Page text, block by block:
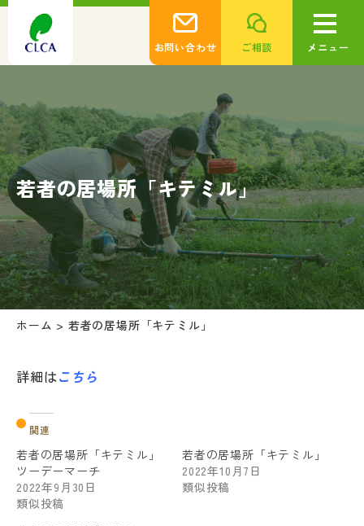
お問い合わせ ご相談 メニュー
若者の居場所「キテミル」
ホーム > 若者の居場所「キテミル」
詳細はこちら
関連
若者の居場所「キテミル」
ツーデーマーチ
2022年9月30日
類似投稿
若者の居場所「キテミル」
2022年10月7日
類似投稿